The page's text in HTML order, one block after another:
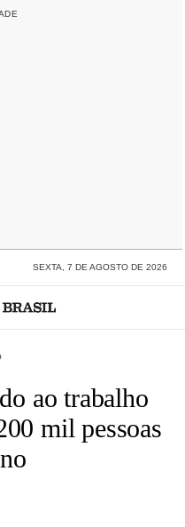
SEXTA, 7 DE AGOSTO DE 2026
ao trabalho
mil pessoas